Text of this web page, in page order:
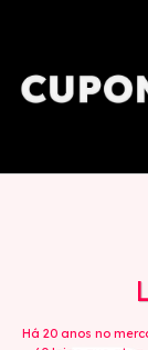
Há 20 anos no